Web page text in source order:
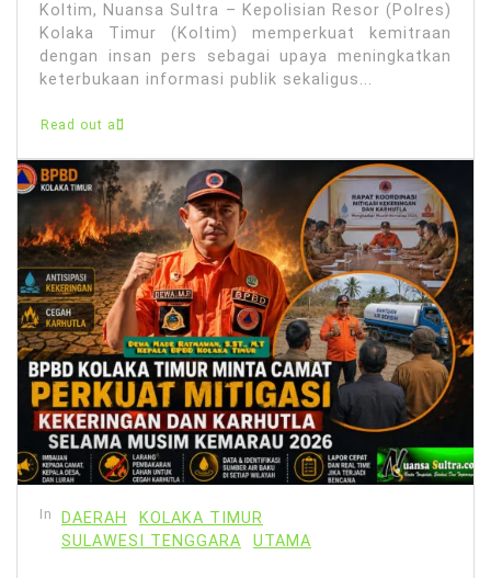
Koltim, Nuansa Sultra – Kepolisian Resor (Polres)
Kolaka Timur (Koltim) memperkuat kemitraan
dengan insan pers sebagai upaya meningkatkan
keterbukaan informasi publik sekaligus...
Read out all
In DAERAH
KOLAKA TIMUR
SULAWESI TENGGARA
UTAMA